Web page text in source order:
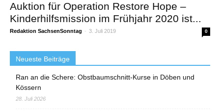
Auktion für Operation Restore Hope –
Kinderhilfsmission im Frühjahr 2020 ist...
Redaktion SachsenSonntag - 3. Juli 2019 0
Neueste Beiträge
Ran an die Schere: Obstbaumschnitt-Kurse in Döben und
Kössern
28. Juli 2026